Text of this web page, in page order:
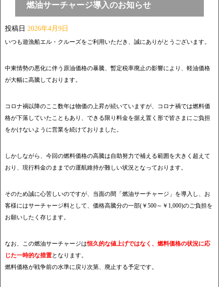
燃油サーチャージ導入のお知らせ
投稿日 2026年4月9日
いつも遊漁船エル・クルーズをご利用いただき、誠にありがとうございます。
中東情勢の悪化に伴う原油価格の暴騰、暫定税率廃止の影響により、軽油価格
が大幅に高騰しております。
コロナ禍以降のここ数年は物価の上昇が続いていますが、コロナ禍では燃料価
格が下落していたこともあり、できる限り料金を据え置く形で皆さまにご負担
をかけないように営業を続けておりました。
しかしながら、今回の燃料価格の高騰は自助努力で補える範囲を大きく超えて
おり、現行料金のままでの運航維持が難しい状況となっております。
そのため誠に心苦しいのですが、当面の間「燃油サーチャージ」を導入し、お
客様にはサーチャージ料として、価格高騰分の一部(￥500～￥1,000)のご負担を
お願いしたく存じます。
なお、この燃油サーチャージは恒久的な値上げではなく、燃料価格の状況に応
じた一時的な措置となります。
燃料価格が戦争前の水準に戻り次第、廃止する予定です。